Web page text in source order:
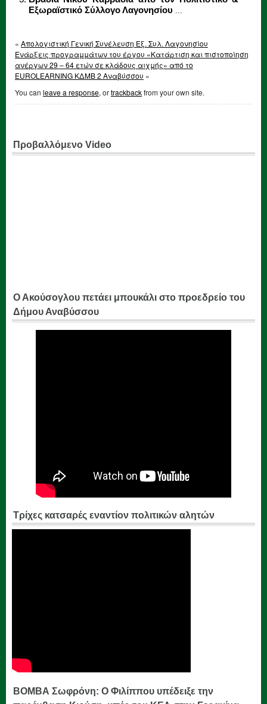
Εξωραϊστικό Σύλλογο Λαγονησίου ...
« Απολογιστική Γενική Συνέλευση Εξ. Συλ. Λαγονησίου
Ενάρξεις προγραμμάτων του έργου «Κατάρτιση και πιστοποίηση
ανέργων 29 – 64 ετών σε κλάδους αιχμής» από το
EUROLEARNING ΚΔΜΒ 2 Αναβύσσου »
You can leave a response, ortrackbackfrom your own site.
Προβαλλόμενο Video
Ο Ακούσογλου πετάει μπουκάλι στο προεδρείο του
Δήμου Αναβύσσου
Τρίχες κατσαρές εναντίον πολιτικών αλητών
ΒΟΜΒΑ Σωφρόνη: Ο Φιλίππου υπέδειξε την